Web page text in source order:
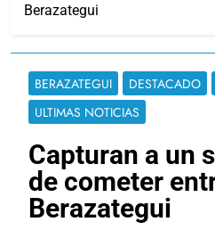
Berazategui
BERAZATEGUI DESTACADO
ULTIMAS NOTICIAS
Capturan a un
de cometer
Berazategui